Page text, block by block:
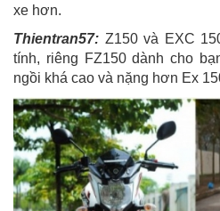
xe hơn.
Thientran57: Z150 và EXC
tính, riêng FZ150 dành cho
ngồi khá cao và nặng hơn Ex